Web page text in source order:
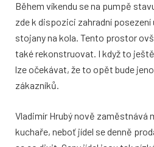
Během víkendu se na pumpě
zde k dispozici zahradní
stojany na kola. Tento prostor
také rekonstruovat. I když to
lze očekávat, že to opět bude
zákazníků.
Vladimír Hrubý nově zaměstnává
kuchaře, neboť jídel se denně